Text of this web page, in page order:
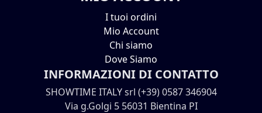
I tuoi ordini
Mio Account
Chi siamo
Dove Siamo
INFORMAZIONI DI CONTATTO
SHOWTIME ITALY srl (+39) 0587 346904
Via g.Golgi 5 56031 Bientina PI